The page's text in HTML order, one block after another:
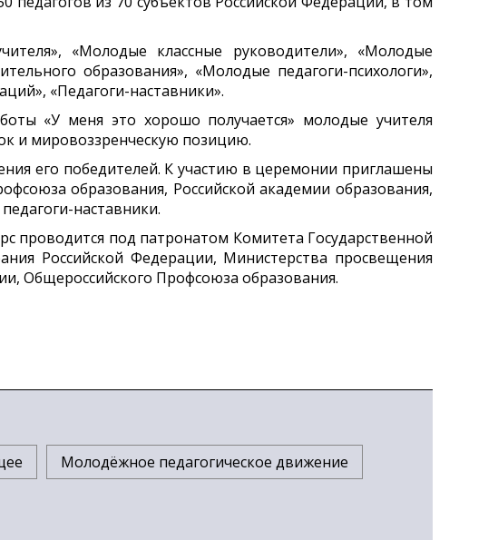
«Молодые классные руководители», «Молодые
образования», «Молодые педагоги-психологи»,
«Педагоги-наставники».
«У меня это хорошо получается» молодые учителя
и мировоззренческую позицию.
его победителей. К участию в церемонии приглашены
образования, Российской академии образования,
наставники.
проводится под патронатом Комитета Государственной
Российской Федерации, Министерства просвещения
Общероссийского Профсоюза образования.
Молодёжное педагогическое движение